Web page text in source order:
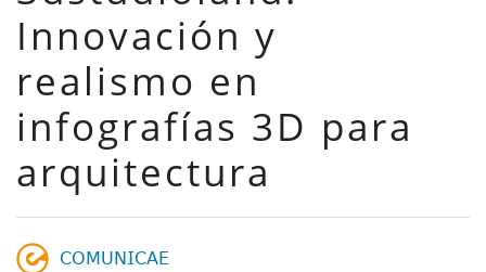
Innovación y
realismo en
infografías 3D para
arquitectura
𝖢𝖮𝖬𝖴𝖭𝖨𝖢𝖠𝖤